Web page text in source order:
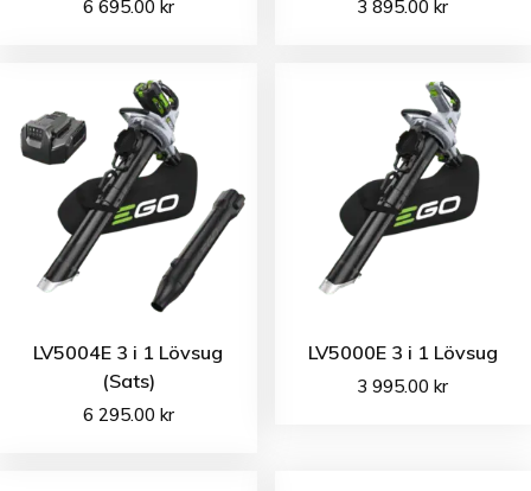
6 695.00 kr 3 895.00 kr
LV5004E 3 i 1 Lövsug
(Sats)
6 295.00 kr
LV5000E 3 i 1 Lövsug
3 995.00kr